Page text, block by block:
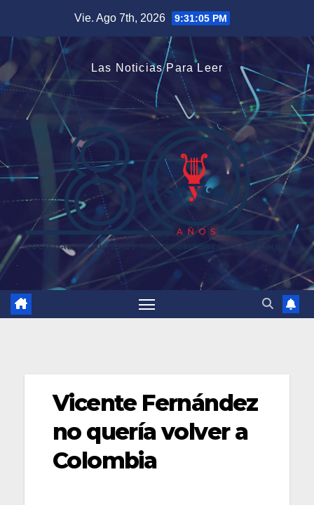
contenido
Vie. Ago 7th, 2026 9:31:06 PM
Las Noticias Para Leer
Vicente Fernández
no quería volver a
Colombia